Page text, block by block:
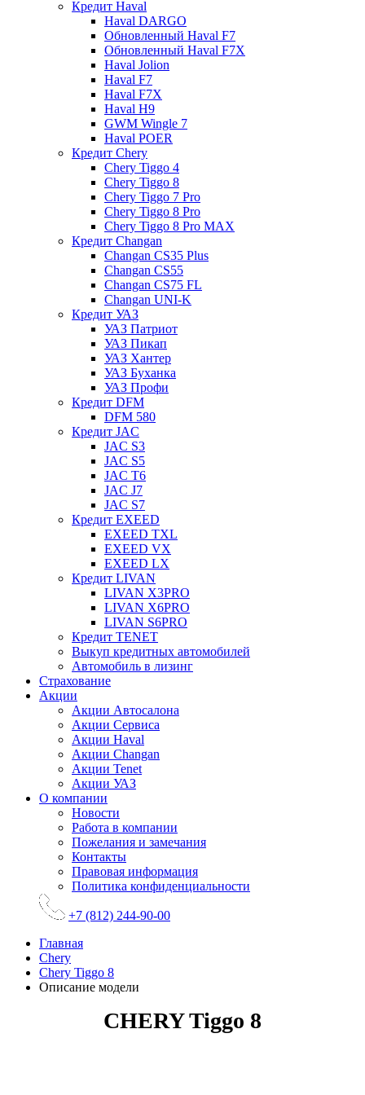
Кредит Haval
Haval DARGO
Обновленный Haval F7
Обновленный Haval F7X
Haval Jolion
Haval F7
Haval F7X
Haval H9
GWM Wingle 7
Haval POER
Кредит Chery
Chery Tiggo 4
Chery Tiggo 8
Chery Tiggo 7 Pro
Chery Tiggo 8 Pro
Chery Tiggo 8 Pro MAX
Кредит Changan
Changan CS35 Plus
Changan CS55
Changan CS75 FL
Changan UNI-K
Кредит УАЗ
УАЗ Патриот
УАЗ Пикап
УАЗ Хантер
УАЗ Буханка
УАЗ Профи
Кредит DFM
DFM 580
Кредит JAC
JAC S3
JAC S5
JAC T6
JAC J7
JAC S7
Кредит EXEED
EXEED TXL
EXEED VX
EXEED LX
Кредит LIVAN
LIVAN X3PRO
LIVAN X6PRO
LIVAN S6PRO
Кредит TENET
Выкуп кредитных автомобилей
Автомобиль в лизинг
Страхование
Акции
Акции Автосалона
Акции Сервиса
Акции Haval
Акции Changan
Акции Tenet
Акции УАЗ
О компании
Новости
Работа в компании
Пожелания и замечания
Контакты
Правовая информация
Политика конфиденциальности
+7 (812) 244-90-00
Главная
Chery
Chery Tiggo 8
Описание модели
CHERY Tiggo 8